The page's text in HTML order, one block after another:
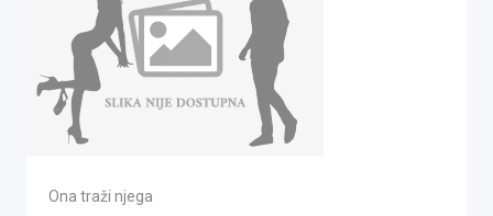
Ona traži njega